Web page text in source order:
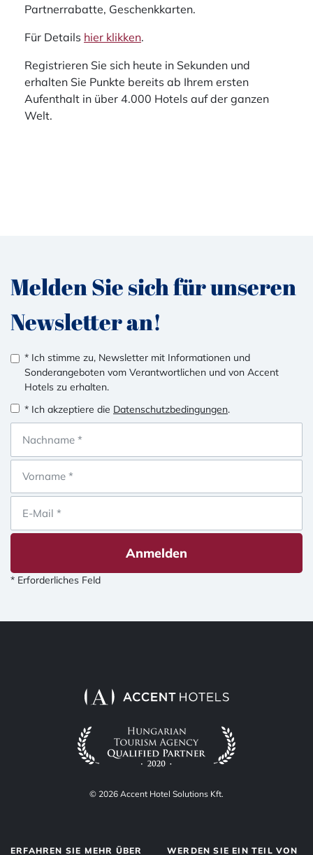
Partnerrabatte, Geschenkkarten.
Für Details hier klikken.
Registrieren Sie sich heute in Sekunden und
erhalten Sie Punkte bereits ab Ihrem ersten
Aufenthalt in über 4.000 Hotels auf der ganzen
Welt.
Melden Sie sich für unseren
Newsletter an!
* Ich stimme zu, Newsletter mit Informationen und
Sonderangeboten vom Verantwortlichen und von Accent
Hotels zu erhalten.
* Ich akzeptiere die Datenschutzbedingungen.
Anmelden
* Erforderliches Feld
© 2026 Accent Hotel Solutions Kft.
ERFAHREN SIE MEHR ÜBER WERDEN SIE EIN TEIL VON